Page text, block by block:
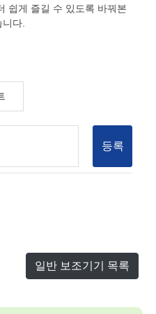
쉽게 즐길 수 있도록 바꿔본
니다
등록
일반 보조기기 목록